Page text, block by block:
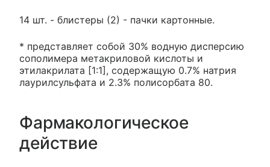
14 шт. - блистеры (2) - пачки картонные.
* представляет собой 30% водную дисперсию
сополимера метакриловой кислоты и
этилакрилата [1:1], содержащую 0.7% натрия
лаурилсульфата и 2.3% полисорбата 80.
Фармакологическое
действие